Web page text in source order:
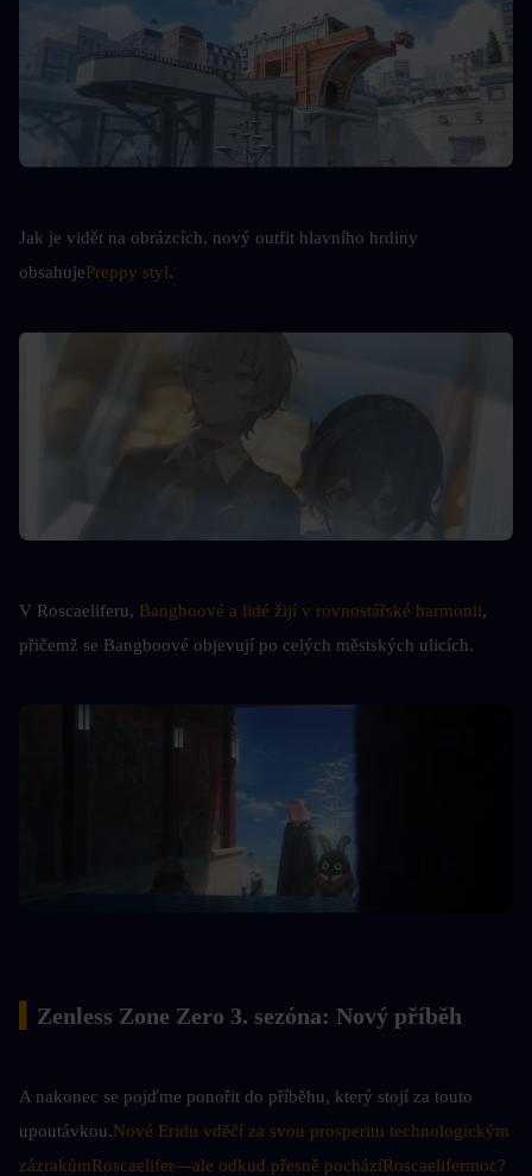
Jak je vidět na obrázcích, nový outfit hlavního hrdiny
obsahujePreppy styl.
V Roscaeliferu, Bangboové a lidé žijí v rovnostářské harmonii,
přičemž se Bangboové objevují po celých městských ulicích.
Zenless Zone Zero 3. sezóna: Nový příběh
A nakonec se pojďme ponořit do příběhu, který stojí za touto
upoutávkou.Nové Eridu vděčí za svou prosperitu technologickým
zázrakůmRoscaelifer—ale odkud přesně pocházíRoscaelifermoc?